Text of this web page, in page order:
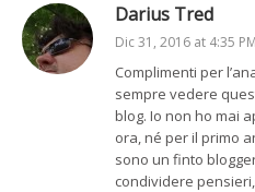
Darius Tred
Dic 31, 2016 at 4:35 PM
Complimenti per
sempre vedere
blog. Io non ho mai
ora, né per il primo
sono un finto
condividere